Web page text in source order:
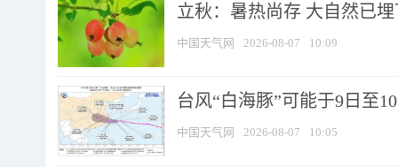
立秋：暑热尚存 大自然已
中国天气网 2026-08-07 10:09
台风“白海豚”可能于9日至
中国天气网 2026-08-07 10:05